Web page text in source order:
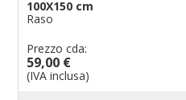
100X150 cm
Raso
Prezzo cda:
59,00 €
(IVA inclusa)